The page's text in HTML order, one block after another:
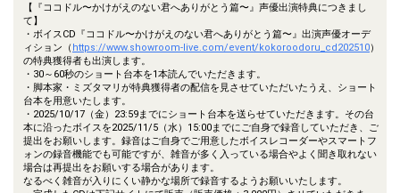
【『ココドル〜かけがえのない君へありがとう篇〜』声優出演特典につきまし
て】
・ボイスCD『ココドル〜かけがえのない君へありがとう篇〜』出演声優オーデ
ィション（ https://www.showroom-live.com/event/kokoroodoru_cd202510）
の特典獲得者も出演します。
・30～60秒のショート台本を1本読んでいただきます。
・脚本家・ミズタマリが特典獲得者の配信を見させていただいたうえ、ショート
台本を用意いたします。
・2025/10/17（金）23:59までにショート台本を送らせていただきます。その台
本に沿ったボイスを2025/11/5（水）15:00までにご自身で録音していただき、ご
提出をお願いします。録音はご自身でご用意したボイスレコーダーやスマートフ
ォンの録音機能でも可能ですが、雑音が多く入っている場合やよく聞き取れない
場合は再提出をお願いする場合があります。
なるべく雑音が入りにくい静かな場所で録音するようお願いいたします。